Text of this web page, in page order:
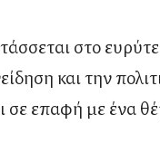
στο
και την
σε επαφή με ένα